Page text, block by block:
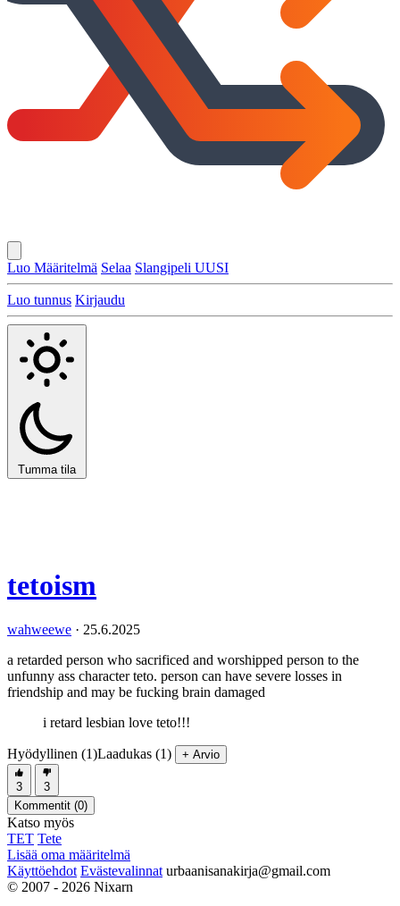
Luo Määritelmä Selaa Slangipeli UUSI
Luo tunnus Kirjaudu
Tumma tila
tetoism
wahweewe · 25.6.2025
a retarded person who sacrificed and worshipped person to the
unfunny ass character teto. person can have severe losses in
friendship and may be fucking brain damaged
i retard lesbian love teto!!!
Hyödyllinen (1)Laadukas (1) + Arvio
3
3
Kommentit (0)
Katso myös
TET Tete
Lisää oma määritelmä
Käyttöehdot Evästevalinnat urbaanisanakirja@gmail.com
© 2007 - 2026 Nixarn